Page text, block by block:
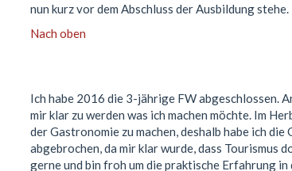
nun kurz vor dem Abschluss der Ausbildung stehe.
Nach oben
Ich habe 2016 die 3-jährige FW abgeschlossen.
mir klar zu werden was ich machen möchte. Im
der Gastronomie zu machen, deshalb habe ich
abgebrochen, da mir klar wurde, dass Tourismus
gerne und bin froh um die praktische Erfahrung